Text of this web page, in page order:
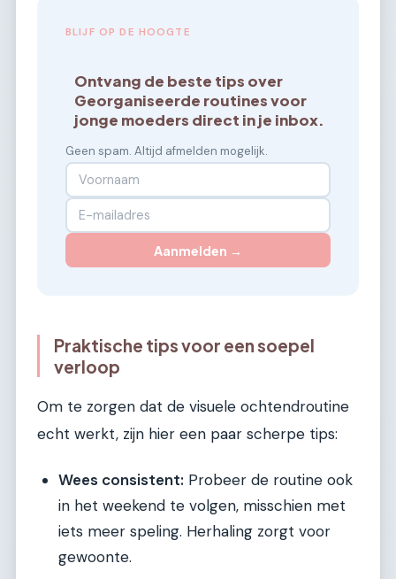
BLIJF OP DE HOOGTE
Ontvang de beste tips over
Georganiseerde routines voor
jonge moeders direct in je inbox.
Geen spam. Altijd afmelden mogelijk.
Aanmelden →
Praktische tips voor een soepel
verloop
Om te zorgen dat de visuele ochtendroutine
echt werkt, zijn hier een paar scherpe tips:
Wees consistent: Probeer de routine ook
in het weekend te volgen, misschien met
iets meer speling. Herhaling zorgt voor
gewoonte.